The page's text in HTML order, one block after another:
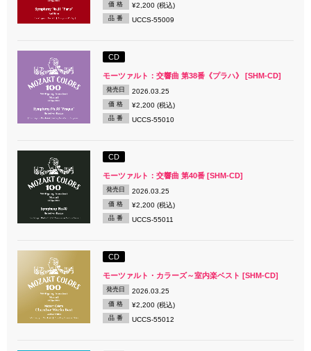
価 格 ¥2,200 (税込)
品 番 UCCS-55009
CD
モーツァルト：交響曲 第38番《プラハ》 [SHM-CD]
発売日 2026.03.25
価 格 ¥2,200 (税込)
品 番 UCCS-55010
CD
モーツァルト：交響曲 第40番 [SHM-CD]
発売日 2026.03.25
価 格 ¥2,200 (税込)
品 番 UCCS-55011
CD
モーツァルト・カラーズ～室内楽ベスト [SHM-CD]
発売日 2026.03.25
価 格 ¥2,200 (税込)
品 番 UCCS-55012